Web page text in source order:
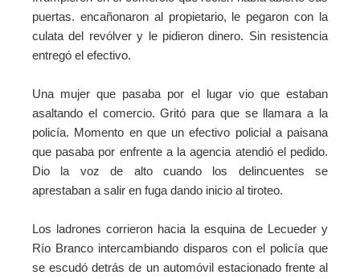
puertas. encañonaron al propietario, le pegaron con la
culata del revólver y le pidieron dinero. Sin resistencia
entregó el efectivo.
Una mujer que pasaba por el lugar vio que estaban
asaltando el comercio. Gritó para que se llamara a la
policía. Momento en que un efectivo policial a paisana
que pasaba por enfrente a la agencia atendió el pedido.
Dio la voz de alto cuando los delincuentes se
aprestaban a salir en fuga dando inicio al tiroteo.
Los ladrones corrieron hacia la esquina de Lecueder y
Río Branco intercambiando disparos con el policía que
se escudó detrás de un automóvil estacionado frente al